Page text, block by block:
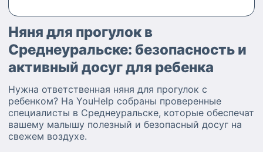
Няня для прогулок в
Среднеуральске: безопасность и
активный досуг для ребенка
Нужна ответственная няня для прогулок с
ребенком? На YouHelp собраны проверенные
специалисты в Среднеуральске, которые обеспечат
вашему малышу полезный и безопасный досуг на
свежем воздухе.